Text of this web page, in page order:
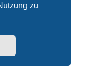
zu